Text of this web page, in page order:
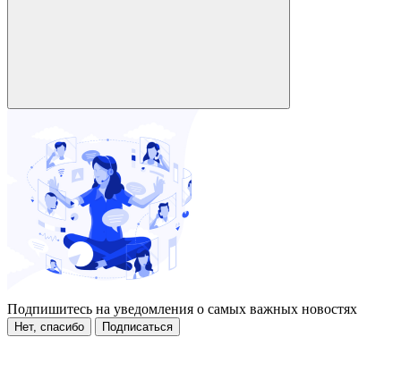
Подпишитесь на уведомления о самых важных новостях
Нет, спасибо Подписаться